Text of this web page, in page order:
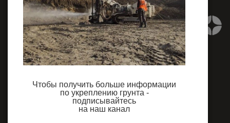
Чтобы получить больше информации
по укреплению грунта -
подписывайтесь
на наш канал
Струйная цементация
Грунтовый анкер
Чтобы получить больше информации
по укреплению грунта -
подписывайтесь
на наш канал